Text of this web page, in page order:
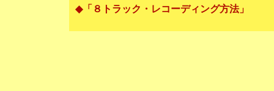
◆「８トラック・レコーディング方法」